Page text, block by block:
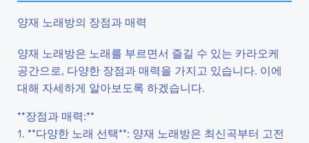
양재 노래방의 장점과 매력
양재 노래방은 노래를 부르면서 즐길 수 있는 카라오케
공간으로, 다양한 장점과 매력을 가지고 있습니다. 이에
대해 자세하게 알아보도록 하겠습니다.
**장점과 매력:**
1. **다양한 노래 선택**: 양재 노래방은 최신곡부터 고전